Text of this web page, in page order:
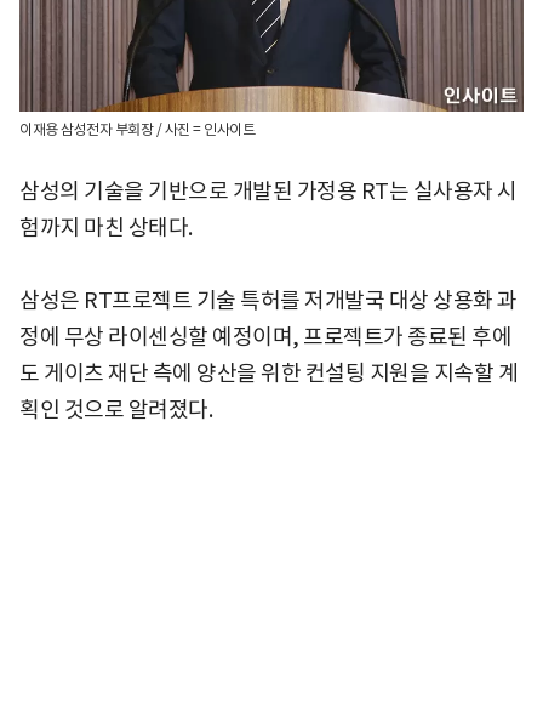
이재용 삼성전자 부회장 / 사진 = 인사이트
삼성의 기술을 기반으로 개발된 가정용 RT는 실사용자 시
험까지 마친 상태다.
삼성은 RT프로젝트 기술 특허를 저개발국 대상 상용화 과
정에 무상 라이센싱할 예정이며, 프로젝트가 종료된 후에
도 게이츠 재단 측에 양산을 위한 컨설팅 지원을 지속할 계
획인 것으로 알려졌다.